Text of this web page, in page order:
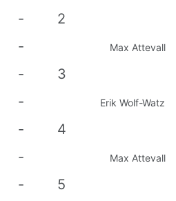
-
2
- Max Attevall
-
3
- Erik Wolf-Watz
-
4
- Max Attevall
-
5